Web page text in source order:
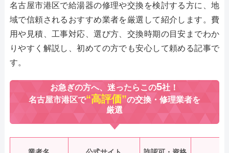
名古屋市港区で給湯器の修理や交換を検討する方に、地
域で信頼されるおすすめ業者を厳選して紹介します。費
用や見積、工事対応、選び方、交換時期の目安までわか
りやすく解説し、初めての方でも安心して頼める記事で
す。
お急ぎの方へ、迷ったらこの5社！
名古屋市港区で“高評価”の交換・修理業者を
厳選